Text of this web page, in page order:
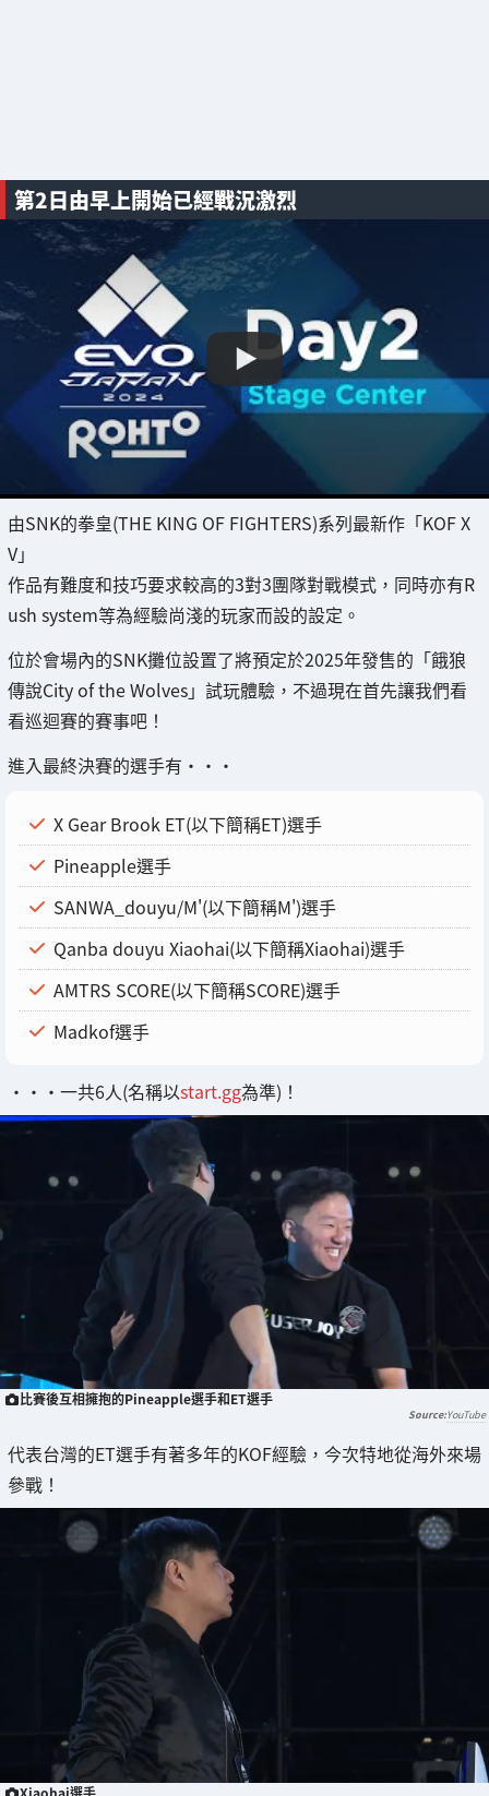
第2日由早上開始已經戰況激烈
由SNK的拳皇(THE KING OF FIGHTERS)系列最新作「KOF X
V」
作品有難度和技巧要求較高的3對3團隊對戰模式，同時亦有R
ush system等為經驗尚淺的玩家而設的設定。
位於會場內的SNK攤位設置了將預定於2025年發售的「餓狼
傳說City of the Wolves」試玩體驗，不過現在首先讓我們看
看巡迴賽的賽事吧！
進入最終決賽的選手有・・・
X Gear Brook ET(以下簡稱ET)選手
Pineapple選手
SANWA_douyu/M'(以下簡稱M')選手
Qanba douyu Xiaohai(以下簡稱Xiaohai)選手
AMTRS SCORE(以下簡稱SCORE)選手
Madkof選手
・・・一共6人(名稱以start.gg為準)！
比賽後互相擁抱的Pineapple選手和ET選手
YouTube
代表台灣的ET選手有著多年的KOF經驗，今次特地從海外來場
參戰！
Xiaohai選手